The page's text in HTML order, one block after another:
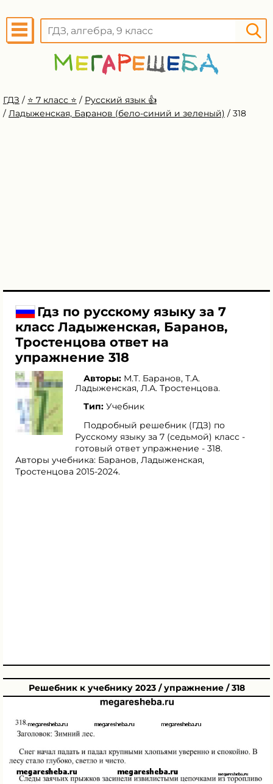
ГДЗ / ⭐️ 7 класс ⭐️ / Русский язык 👍
/ Ладыженская, Баранов (бело-синий и зеленый) / 318
Гдз по русскому языку за 7
класс Ладыженская, Баранов,
Тростенцова ответ на
упражнение 318
Авторы: М.Т. Баранов, Т.А.
Ладыженская, Л.А. Тростенцова.
Тип: Учебник
Подробный решебник (ГДЗ) по
Русскому языку за 7 (седьмой) класс -
готовый ответ упражнение - 318.
Авторы учебника: Баранов, Ладыженская,
Тростенцова 2015-2024.
Решебник к учебнику 2023 / упражнение / 318